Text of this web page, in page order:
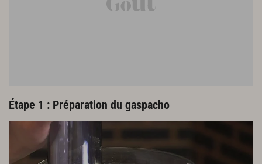
Étape 1 : Préparation du gaspacho